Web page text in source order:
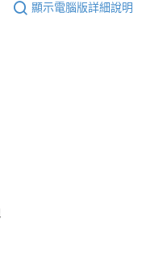
顯示電腦版詳細說明